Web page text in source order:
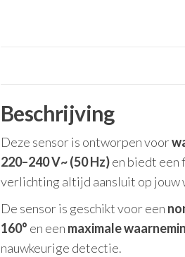
Beschrijving
Deze sensor is ontworpen voor
220–240 V~ (50 Hz)en biedt een
verlichting altijd aansluit op jouw
De sensor is geschikt voor een
160° en een maximale
nauwkeurige detectie.